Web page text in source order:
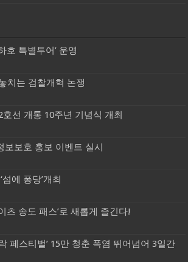
호 특별투어’ 운영
치는 검찰개혁 논쟁
선 개통 10주년 기념식 개최
보보호 홍보 이벤트 실시
에 퐁당’개최
츠 송도 패스’로 새롭게 즐긴다!
페스티벌’ 15만 청춘 폭염 뛰어넘어 3일간